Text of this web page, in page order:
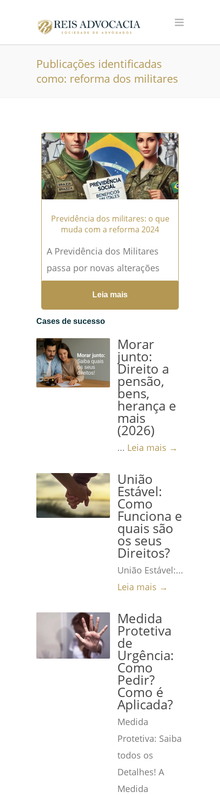
Publicações identificadas
como: reforma dos militares
Previdência dos militares: o que
muda com a reforma 2024
A Previdência dos Militares
passa por novas alterações
com a Reforma da Previdência
de 2024, gerando dúvidas e
impactos para milhares de
Leia mais
Cases de sucesso
Morar
junto:
Direito a
pensão,
bens,
herança e
mais
(2026)
... Leia mais →
União
Estável:
Como
Funciona e
quais são
os seus
Direitos?
União Estável:...
Leia mais →
Medida
Protetiva
de
Urgência:
Como
Pedir?
Como é
Aplicada?
Medida
Protetiva: Saiba
todos os
Detalhes! A
Medida